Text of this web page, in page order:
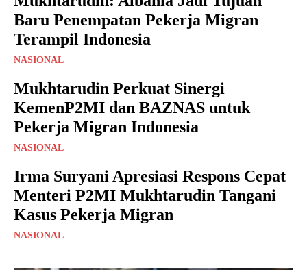
Baru Penempatan Pekerja Migran
Terampil Indonesia
NASIONAL
Mukhtarudin Perkuat Sinergi
KemenP2MI dan BAZNAS untuk
Pekerja Migran Indonesia
NASIONAL
Irma Suryani Apresiasi Respons Cepat
Menteri P2MI Mukhtarudin Tangani
Kasus Pekerja Migran
NASIONAL